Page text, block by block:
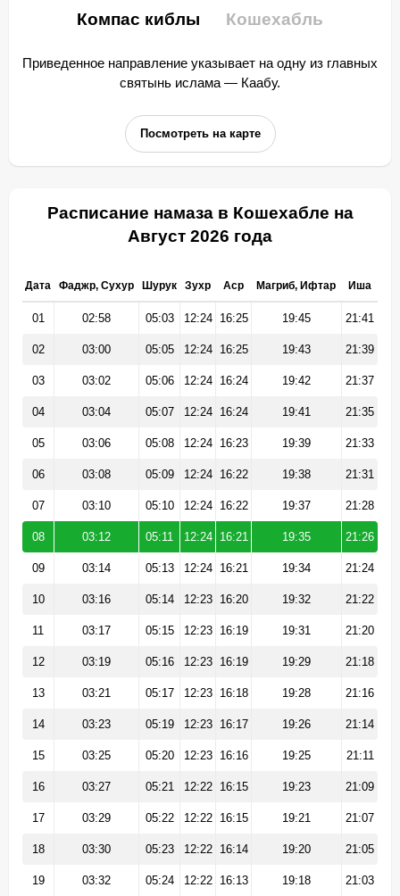
Компас киблы Кошехабль
Приведенное направление указывает на одну из главных
святынь ислама — Каабу.
Посмотреть на карте
Расписание намаза в Кошехабле на
Август 2026 года
Дата Фаджр, Сухур Шурук Зухр Аср Магриб, Ифтар Иша
01 02:58 05:03 12:24 16:25 19:45 21:41
02 03:00 05:05 12:24 16:25 19:43 21:39
03 03:02 05:06 12:24 16:24 19:42 21:37
04 03:04 05:07 12:24 16:24 19:41 21:35
05 03:06 05:08 12:24 16:23 19:39 21:33
06 03:08 05:09 12:24 16:22 19:38 21:31
07 03:10 05:10 12:24 16:22 19:37 21:28
08 03:12 05:11 12:24 16:21 19:35 21:26
09 03:14 05:13 12:24 16:21 19:34 21:24
10 03:16 05:14 12:23 16:20 19:32 21:22
11 03:17 05:15 12:23 16:19 19:31 21:20
12 03:19 05:16 12:23 16:19 19:29 21:18
13 03:21 05:17 12:23 16:18 19:28 21:16
14 03:23 05:19 12:23 16:17 19:26 21:14
15 03:25 05:20 12:23 16:16 19:25 21:11
16 03:27 05:21 12:22 16:15 19:23 21:09
17 03:29 05:22 12:22 16:15 19:21 21:07
18 03:30 05:23 12:22 16:14 19:20 21:05
19 03:32 05:24 12:22 16:13 19:18 21:03